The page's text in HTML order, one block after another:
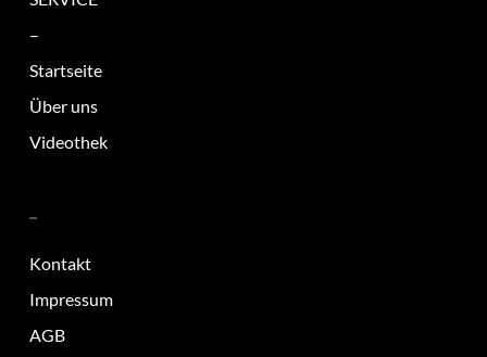
–
Startseite
Über uns
Videothek
–
Kontakt
Impressum
AGB